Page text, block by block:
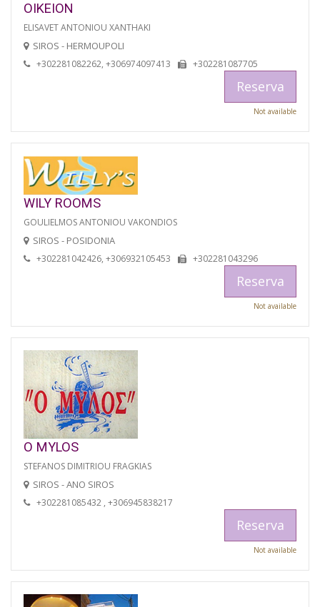
OIKEION
ELISAVET ANTONIOU XANTHAKI
SIROS - HERMOUPOLI
+302281082262, +306974097413 +302281087705
Reserva
Not available
WILY ROOMS
GOULIELMOS ANTONIOU VAKONDIOS
SIROS - POSIDONIA
+302281042426, +306932105453 +302281043296
Reserva
Not available
O MYLOS
STEFANOS DIMITRIOU FRAGKIAS
SIROS - ANO SIROS
+302281085432 , +306945838217
Reserva
Not available